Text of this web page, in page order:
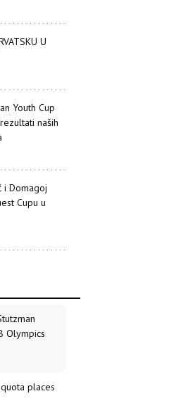
U
Youth Cup
naših
i Domagoj
Cupu u
Olympics
places